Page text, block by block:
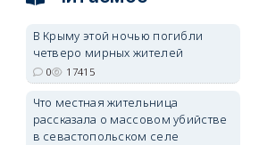
erid: 2SDnjdPjgYS
В Крыму этой ночью погибли
четверо мирных жителей
0 17415
Что местная жительница
рассказала о массовом убийстве
в севастопольском селе